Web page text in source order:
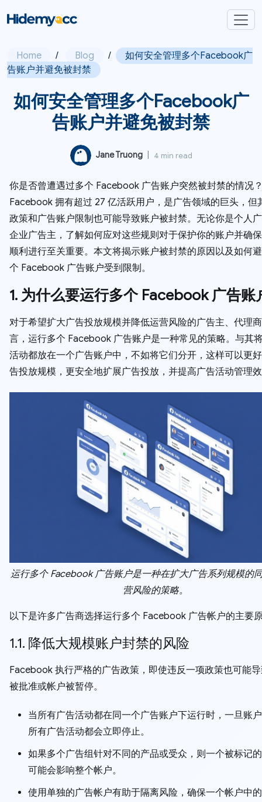
Home / Blog /
如何安全管理多个Facebook广
告账户并避免被封禁
如何安全管理多个Facebook广
告账户并避免被封禁
Jane Truong 4 min read
你是否曾遭遇过多个 Facebook 广告账户突然被封禁的情况
Facebook 拥有超过 27 亿活跃用户，是广告领域的巨头，但
政策和广告账户限制也可能导致账户被封禁。无论你是个人
企业广告主，了解如何应对这些规则对于保护你的账户并确
顺利进行至关重要。本文将揭示账户被封禁的原因以及如何
个 Facebook 广告账户受到限制。
1. 为什么要运行多个 Facebook 广告账
对于希望扩大广告投放规模并降低运营风险的广告主、代理
言，运行多个 Facebook 广告账户是一种常见的策略。与其
活动都放在一个广告账户中，不如将它们分开，这样可以更
告投放规模，更安全地扩展广告投放，并提高广告活动管理
运行多个 Facebook 广告账户是一种在扩大广告系列规模的
营风险的策略。
以下是许多广告商选择运行多个 Facebook 广告帐户的主要
1.1. 降低大规模账户封禁的风险
Facebook 执行严格的广告政策，即使违反一项政策也可能
被批准或帐户被暂停。
当所有广告活动都在同一个广告账户下运行时，一旦账
所有广告活动都会立即停止。
如果多个广告组针对不同的产品或受众，则一个被标记
可能会影响整个帐户。
使用单独的广告帐户有助于隔离风险，确保一个帐户中